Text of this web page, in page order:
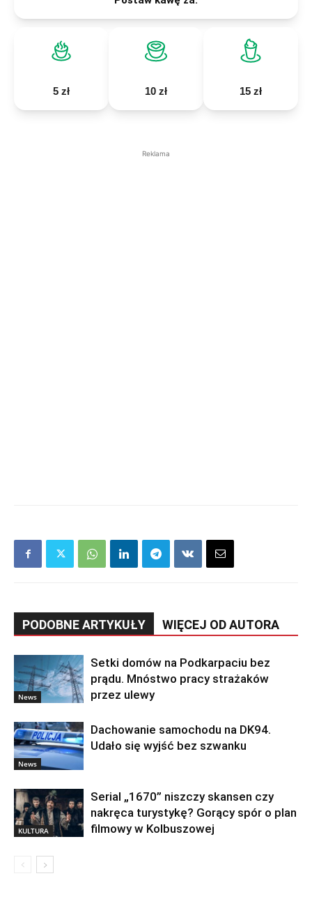
5 zł 10 zł 15 zł
Reklama
PODOBNE ARTYKUŁY WIĘCEJ OD AUTORA
News
Setki domów na Podkarpaciu bez
prądu. Mnóstwo pracy strażaków
przez ulewy
News
Dachowanie samochodu na DK94.
Udało się wyjść bez szwanku
KULTURA
Serial „1670” niszczy skansen czy
nakręca turystykę? Gorący spór o plan
filmowy w Kolbuszowej